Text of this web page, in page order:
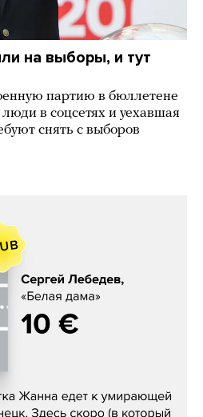
на выборы, и тут
партию в бюллетене
в соцсетях и уехавшая
снять с выборов
«Белая дама»